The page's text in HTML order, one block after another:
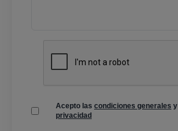
Acepto las condiciones generales y
privacidad